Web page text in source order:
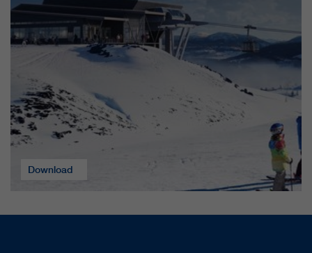
Download
qui nous aident à améliorer nos
sites Internet / nos applications.
Ces informations sont également
transmises à nos clients /